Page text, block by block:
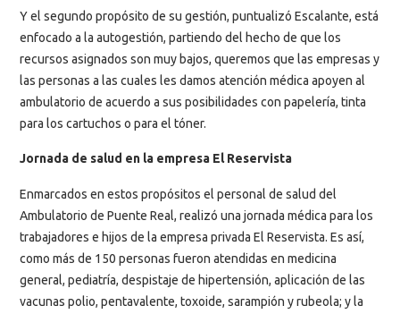
Y el segundo propósito de su gestión, puntualizó Escalante, está
enfocado a la autogestión, partiendo del hecho de que los
recursos asignados son muy bajos, queremos que las empresas y
las personas a las cuales les damos atención médica apoyen al
ambulatorio de acuerdo a sus posibilidades con papelería, tinta
para los cartuchos o para el tóner.
Jornada de salud en la empresa El Reservista
Enmarcados en estos propósitos el personal de salud del
Ambulatorio de Puente Real, realizó una jornada médica para los
trabajadores e hijos de la empresa privada El Reservista. Es así,
como más de 150 personas fueron atendidas en medicina
general, pediatría, despistaje de hipertensión, aplicación de las
vacunas polio, pentavalente, toxoide, sarampión y rubeola; y la